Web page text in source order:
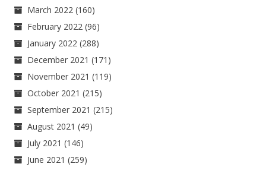
March 2022 (160)
February 2022 (96)
January 2022 (288)
December 2021 (171)
November 2021 (119)
October 2021 (215)
September 2021 (215)
August 2021 (49)
July 2021 (146)
June 2021 (259)